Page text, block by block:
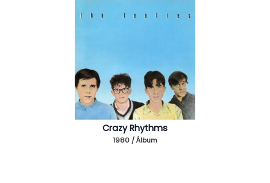
Crazy Rhythms
1980 / Álbum